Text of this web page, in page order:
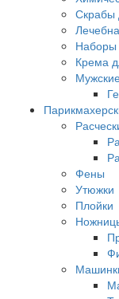
Скрабы
Наборы
Крема
Фены
Утюжки
Плойки